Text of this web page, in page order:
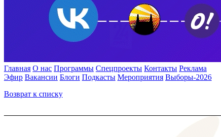
Главная О нас Программы Спецпроекты Контакты Реклама
Эфир Вакансии Блоги Подкасты Мероприятия Выборы-2026
Возврат к списку